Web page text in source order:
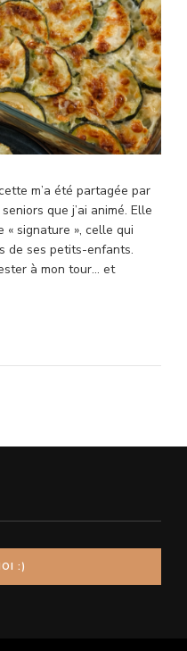
m’a été partagée par
que j’ai animé. Elle
« signature », celle qui
de ses petits-enfants.
à mon tour… et
:)